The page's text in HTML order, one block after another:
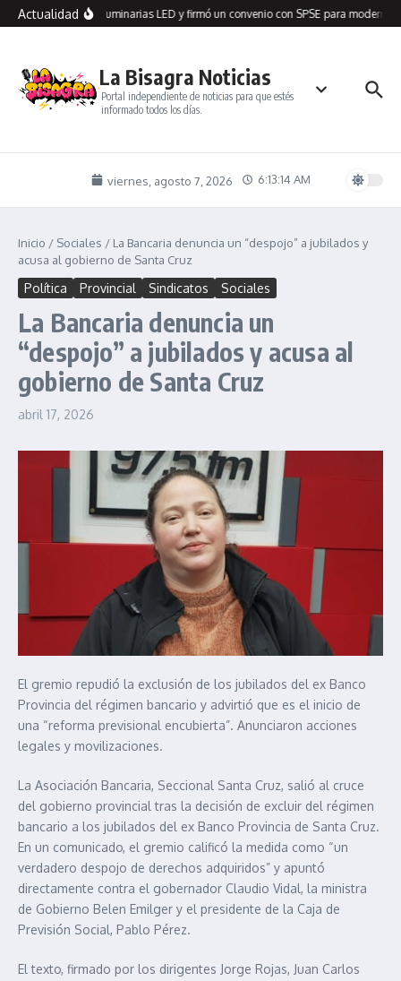
Saltar al contenido
Actualidad
Seco recibió 100 luminarias LED y firmó un convenio con SPSE para
La Bisagra Noticias
Portal independiente de noticias para que estés
informado todos los días.
viernes, agosto 7, 2026 6:13:14 AM
Inicio / Sociales / La Bancaria denuncia un “despojo” a jubilados y
acusa al gobierno de Santa Cruz
Política Provincial Sindicatos Sociales
La Bancaria denuncia un
“despojo” a jubilados y acusa al
gobierno de Santa Cruz
abril 17, 2026
El gremio repudió la exclusión de los jubilados del ex Banco
Provincia del régimen bancario y advirtió que es el inicio de
una “reforma previsional encubierta”. Anunciaron acciones
legales y movilizaciones.
La Asociación Bancaria, Seccional Santa Cruz, salió al cruce
del gobierno provincial tras la decisión de excluir del régimen
bancario a los jubilados del ex Banco Provincia de Santa Cruz.
En un comunicado, el gremio calificó la medida como “un
verdadero despojo de derechos adquiridos” y apuntó
directamente contra el gobernador Claudio Vidal, la ministra
de Gobierno Belen Emilger y el presidente de la Caja de
Previsión Social, Pablo Pérez.
El texto, firmado por los dirigentes Jorge Rojas, Juan Carlos